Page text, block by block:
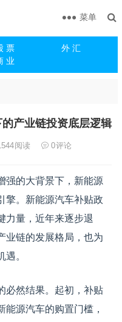
票
外 汇
业
菜单
产业链投资底层逻辑
阅读 0评论
强的大背景下，新能源
擎。新能源汽车补贴政
力量，近年来逐步退
业链的发展格局，也为
。
必然结果。起初，补贴
源汽车的购置门槛，